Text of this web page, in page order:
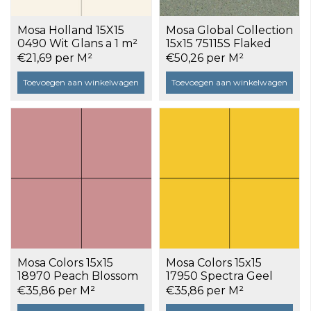
Mosa Holland 15X15
0490 Wit Glans a 1 m²
€21,69 per M²
Toevoegen aan winkelwagen
Mosa Global Collection
15x15 75115S Flaked
Moss Green a 0,75 m²
€50,26 per M²
Toevoegen aan winkelwagen
Mosa Colors 15x15
18970 Peach Blossom
Glans a 1 m²
€35,86 per M²
Mosa Colors 15x15
17950 Spectra Geel
Glans a 1 m²
€35,86 per M²